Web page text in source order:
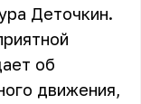
Деточкин.
об
движения,